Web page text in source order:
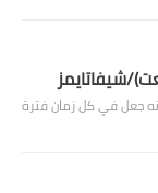
شيفاتايمز
جعل في كل زمان فترة